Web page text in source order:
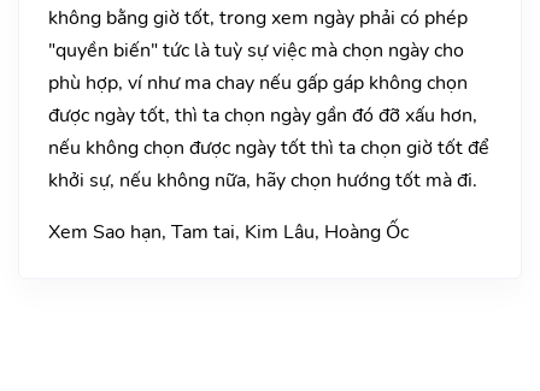
không bằng giờ tốt, trong xem ngày phải có phép
"quyền biến" tức là tuỳ sự việc mà chọn ngày cho
phù hợp, ví như ma chay nếu gấp gáp không chọn
được ngày tốt, thì ta chọn ngày gần đó đỡ xấu hơn,
nếu không chọn được ngày tốt thì ta chọn giờ tốt để
khởi sự, nếu không nữa, hãy chọn hướng tốt mà đi.
Xem Sao hạn, Tam tai, Kim Lâu, Hoàng Ốc